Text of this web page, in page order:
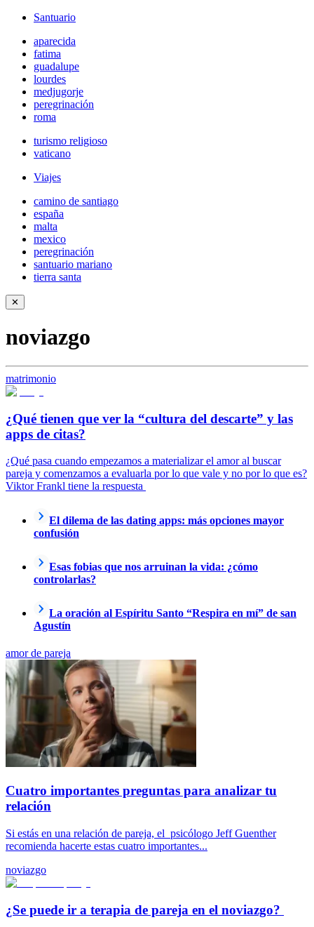
Santuario
aparecida
fatima
guadalupe
lourdes
medjugorje
peregrinación
roma
turismo religioso
vaticano
Viajes
camino de santiago
españa
malta
mexico
peregrinación
santuario mariano
tierra santa
✕
noviazgo
matrimonio
¿Qué tienen que ver la “cultura del descarte” y las
apps de citas?
¿Qué pasa cuando empezamos a materializar el amor al buscar
pareja y comenzamos a evaluarla por lo que vale y no por lo que es?
Viktor Frankl tiene la respuesta
El dilema de las dating apps: más opciones mayor
confusión
Esas fobias que nos arruinan la vida: ¿cómo
controlarlas?
La oración al Espíritu Santo “Respira en mí” de san
Agustín
amor de pareja
Cuatro importantes preguntas para analizar tu
relación
Si estás en una relación de pareja, el psicólogo Jeff Guenther
recomienda hacerte estas cuatro importantes...
noviazgo
¿Se puede ir a terapia de pareja en el noviazgo?